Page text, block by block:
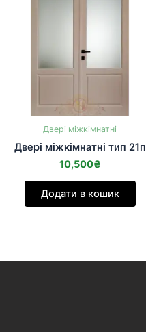
Двері міжкімнатні
Двері міжкімнатні тип 21п
10,500₴
Додати в кошик